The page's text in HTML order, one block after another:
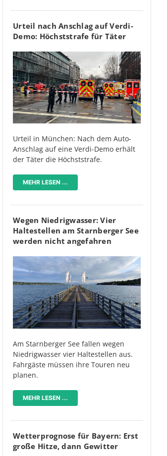
Urteil nach Anschlag auf Verdi-
Demo: Höchststrafe für Täter
Urteil in München: Nach dem Auto-
Anschlag auf eine Verdi-Demo erhält
der Täter die Höchststrafe.
MEHR LESEN ...
Wegen Niedrigwasser: Vier
Haltestellen am Starnberger See
werden nicht angefahren
Am Starnberger See fallen wegen
Niedrigwasser vier Haltestellen aus.
Fahrgäste müssen ihre Touren neu
planen.
MEHR LESEN ...
Wetterprognose für Bayern: Erst
große Hitze, dann Gewitter